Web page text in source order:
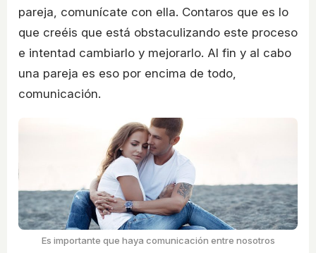
pareja, comunícate con ella. Contaros que es lo
que creéis que está obstaculizando este proceso
e intentad cambiarlo y mejorarlo. Al fin y al cabo
una pareja es eso por encima de todo,
comunicación.
Es importante que haya comunicación entre nosotros